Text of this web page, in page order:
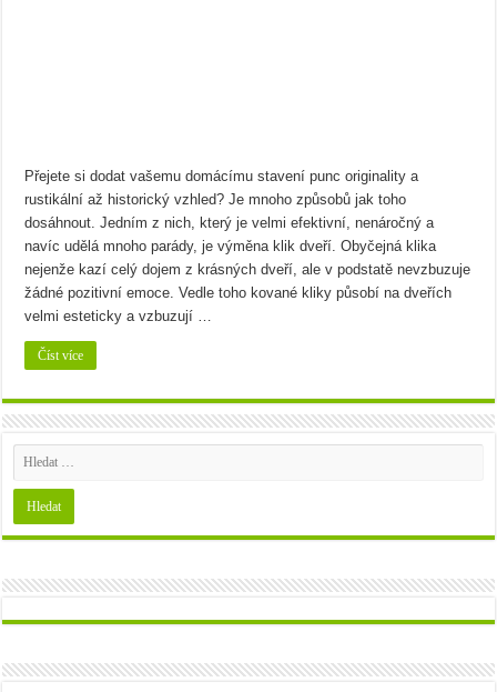
Přejete si dodat vašemu domácímu stavení punc originality a
rustikální až historický vzhled? Je mnoho způsobů jak toho
dosáhnout. Jedním z nich, který je velmi efektivní, nenáročný a
navíc udělá mnoho parády, je výměna klik dveří. Obyčejná klika
nejenže kazí celý dojem z krásných dveří, ale v podstatě nevzbuzuje
žádné pozitivní emoce. Vedle toho kované kliky působí na dveřích
velmi esteticky a vzbuzují …
Číst více